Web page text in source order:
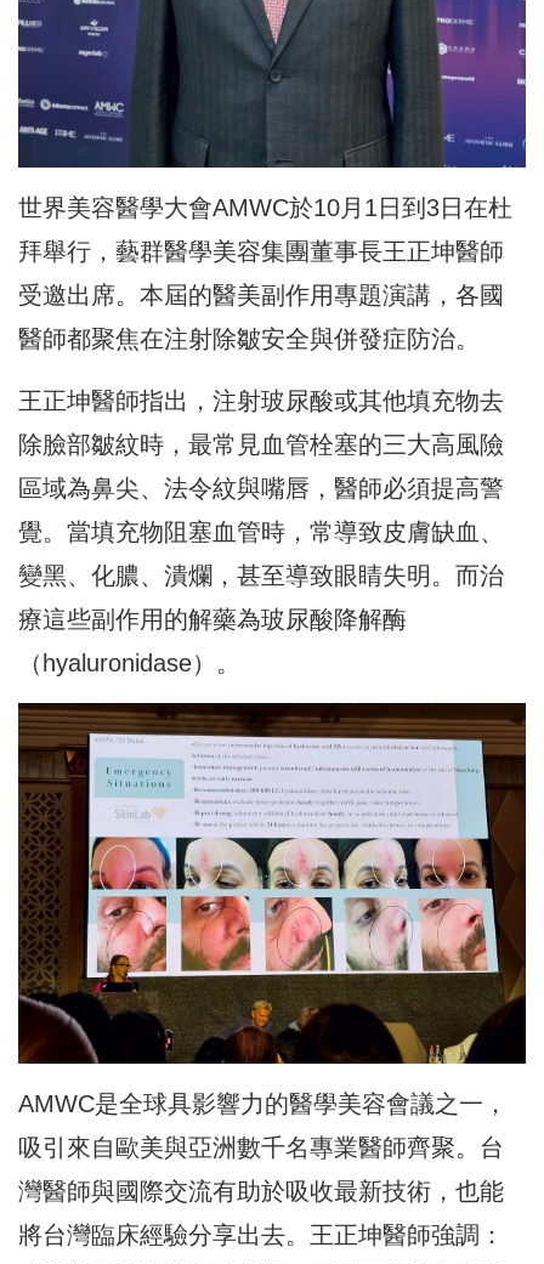
世界美容醫學大會AMWC於10月1日到3日在杜
拜舉行，藝群醫學美容集團董事長王正坤醫師
受邀出席。本屆的醫美副作用專題演講，各國
醫師都聚焦在注射除皺安全與併發症防治。
王正坤醫師指出，注射玻尿酸或其他填充物去
除臉部皺紋時，最常見血管栓塞的三大高風險
區域為鼻尖、法令紋與嘴唇，醫師必須提高警
覺。當填充物阻塞血管時，常導致皮膚缺血、
變黑、化膿、潰爛，甚至導致眼睛失明。而治
療這些副作用的解藥為玻尿酸降解酶
（hyaluronidase）。
AMWC是全球具影響力的醫學美容會議之一，
吸引來自歐美與亞洲數千名專業醫師齊聚。台
灣醫師與國際交流有助於吸收最新技術，也能
將台灣臨床經驗分享出去。王正坤醫師強調：